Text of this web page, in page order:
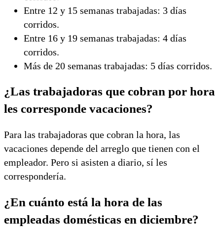
Entre 12 y 15 semanas trabajadas: 3 días
corridos.
Entre 16 y 19 semanas trabajadas: 4 días
corridos.
Más de 20 semanas trabajadas: 5 días corridos.
¿Las trabajadoras que cobran por hora
les corresponde vacaciones?
Para las trabajadoras que cobran la hora, las
vacaciones depende del arreglo que tienen con el
empleador. Pero si asisten a diario, sí les
correspondería.
¿En cuánto está la hora de las
empleadas domésticas en diciembre?